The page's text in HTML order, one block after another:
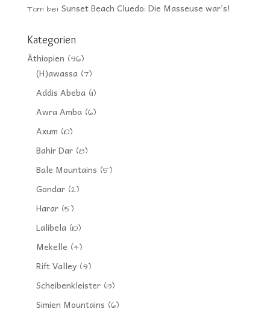
Tombei Sunset Beach Cluedo: Die Masseuse war’s!
Kategorien
Äthiopien (96)
(H)awassa(7)
Addis Abeba(11)
Awra Amba(6)
Axum (10)
Bahir Dar(8)
Bale Mountains (5)
Gondar(2)
Harar(5)
Lalibela(10)
Mekelle (4)
Rift Valley(9)
Scheibenkleister(13)
Simien Mountains (6)